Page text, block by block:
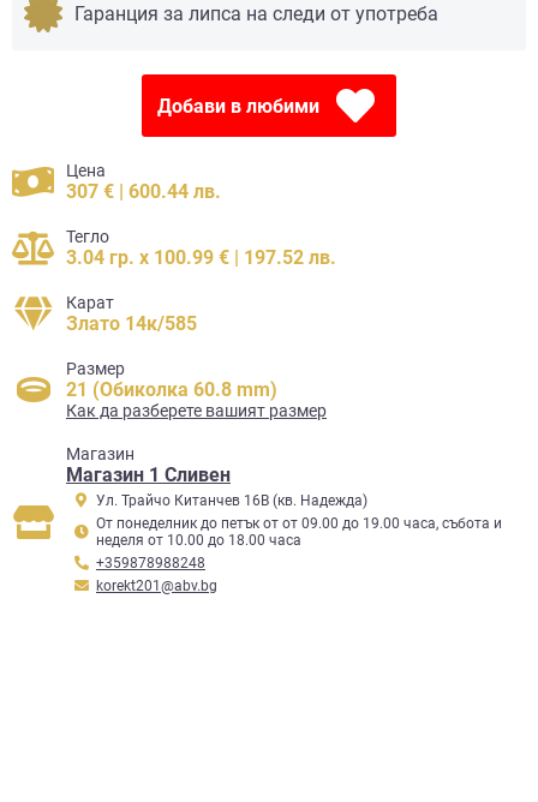
Гаранция за липса на следи от употреба
Добави в любими
Цена
307 € | 600.44 лв.
Тегло
3.04 гр. x 100.99 € | 197.52 лв.
Карат
Злато 14к/585
Размер
21 (Обиколка 60.8 mm)
Как да разберете вашият размер
Mагазин
Магазин 1 Сливен
Ул. Трайчо Китанчев 16В (кв. Надежда)
От понеделник до петък от от 09.00 до 19.00 часа, събота и
неделя от 10.00 до 18.00 часа
+359878988248
korekt201@abv.bg